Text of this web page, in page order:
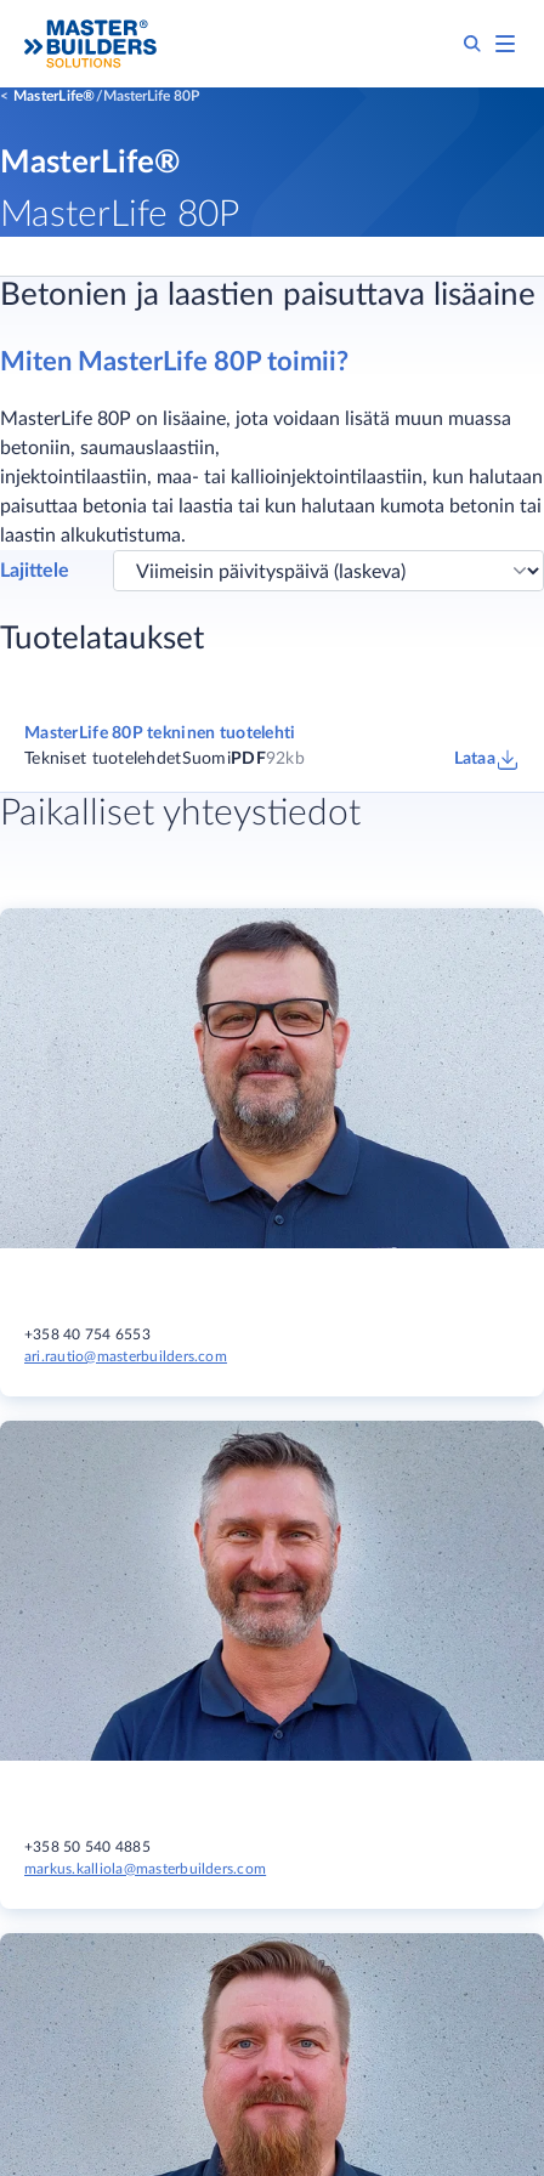
MasterLife® MasterLife 80P
MasterLife®
MasterLife 80P
Betonien ja laastien paisuttava lisäaine
Miten MasterLife 80P toimii?
MasterLife 80P on lisäaine, jota voidaan lisätä muun muassa
betoniin, saumauslaastiin,
injektointilaastiin, maa- tai kallioinjektointilaastiin, kun halutaan
paisuttaa betonia tai laastia tai kun halutaan kumota betonin tai
laastin alkukutistuma.
Lajittele
Tuotelataukset
MasterLife 80P tekninen tuotelehti
Tekniset tuotelehdetSuomi PDF92kb Lataa
Paikalliset yhteystiedot
+358 40 754 6553
ari.rautio@masterbuilders.com
+358 50 540 4885
markus.kalliola@masterbuilders.com